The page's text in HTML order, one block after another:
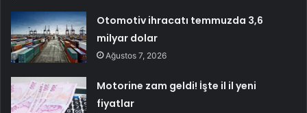
Otomotiv ihracatı temmuzda 3,6
milyar dolar
Ağustos 7, 2026
Motorine zam geldi! İşte il il yeni
fiyatlar